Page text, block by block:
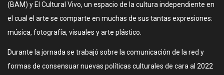
(BAM) y El Cultural Vivo, un espacio de la cultura independiente en
el cual el arte se comparte en muchas de sus tantas expresiones:
música, fotografía, visuales y arte plástico.
Durante la jornada se trabajó sobre la comunicación de la red y
formas de consensuar nuevas políticas culturales de cara al 2022